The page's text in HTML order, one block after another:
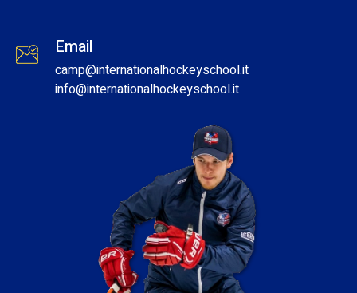
Email
camp@internationalhockeyschool.it
info@internationalhockeyschool.it